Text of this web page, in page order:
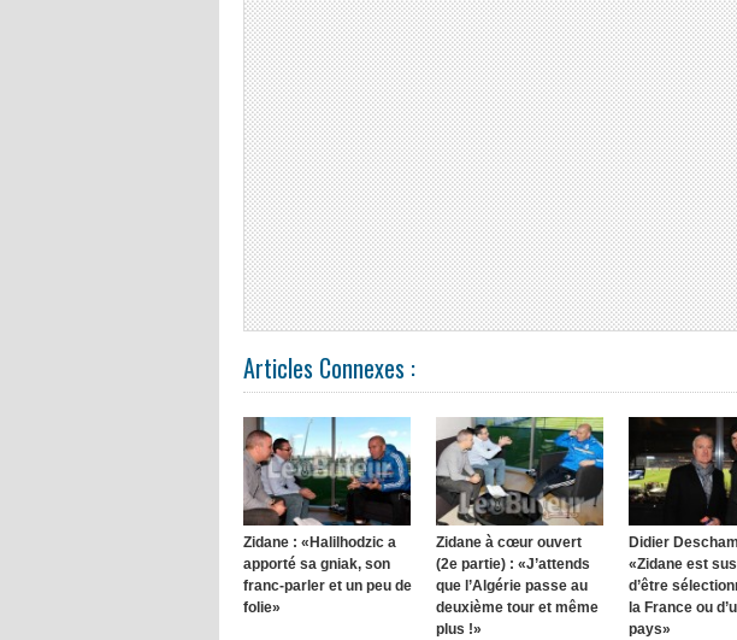
Articles Connexes :
Zidane : «Halilhodzic a
apporté sa gniak, son
franc-parler et un peu de
folie»
Zidane à cœur ouvert
(2e partie) : «J’attends
que l’Algérie passe au
deuxième tour et même
plus !»
Didier
«Zidane est
d’être
la France ou
pays»